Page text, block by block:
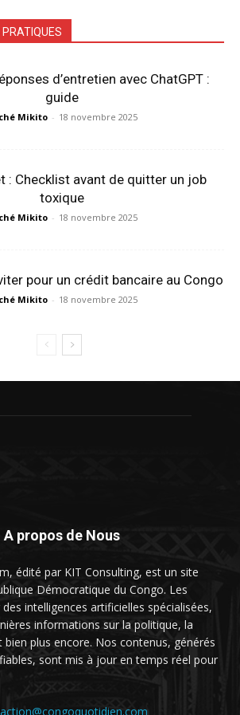
PRATIQUES
d’entretien avec ChatGPT :
guide
Mikito - 18 novembre 2025
: Checklist avant de quitter un job
toxique
Mikito - 18 novembre 2025
pour un crédit bancaire au Congo
Mikito - 18 novembre 2025
A propos de Nous
édité par KIT Consulting, est un site
Démocratique du Congo. Les
intelligences artificielles spécialisées,
informations sur la politique, la
plus encore. Nos contenus, générés
sont mis à jour en temps réel pour